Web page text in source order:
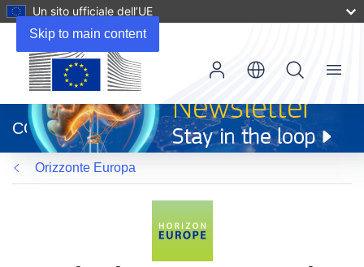
Skip to main content
Un sito ufficiale dell’UE
apre
in
una
nuova
finestra)
CORDIS
Menu
Orizzonte Europa